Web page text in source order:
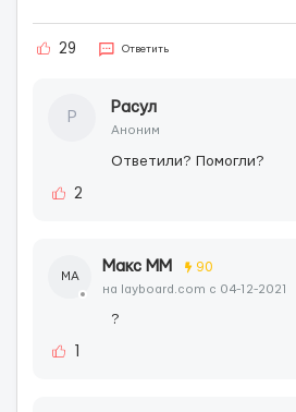
29 Ответить
Р
Расул
Аноним
Ответили? Помогли?
2
МА
Макс ММ 90
на layboard.com c 04-12-2021
?